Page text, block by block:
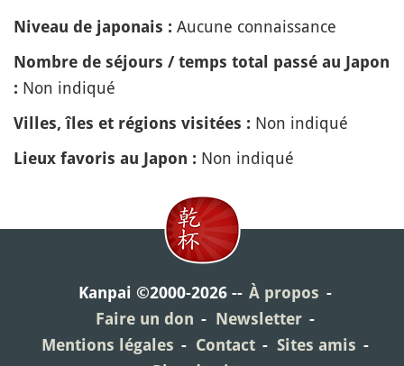
Niveau de japonais : Aucune connaissance
Nombre de séjours / temps total passé au Japon
: Non indiqué
Villes, îles et régions visitées : Non indiqué
Lieux favoris au Japon : Non indiqué
Kanpai ©2000-2026
À propos
Faire un don
Newsletter
Mentions légales
Contact
Sites amis